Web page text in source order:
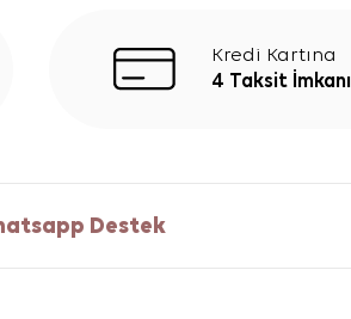
Kredi Kartına
4 Taksit İmkanı
Destek